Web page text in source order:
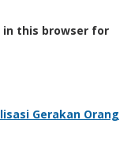
in this browser for
Gerakan Orang